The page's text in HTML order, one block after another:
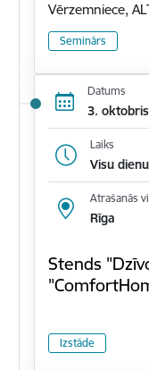
Vērzemniece,
Seminārs
Datums
3.
Laiks
Visu dienu
Atrašanās
Rīga
Stends
Izstāde